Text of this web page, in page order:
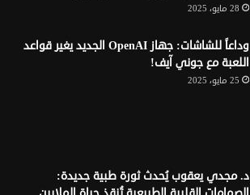
28 مايو، 2025
وداعاً للشاشات: جهاز OpenAI الجديد يغير قواعد
اللعبة مع جوني آيف!
25 مايو، 2025
د. مجدي يعقوب يُحدث ثورة طبية جديدة: